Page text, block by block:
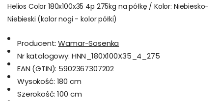
Helios Color 180x100x35 4p 275kg na półkę / Kolor: Niebiesko-
Niebieski (kolor nogi - kolor półki)
Producent: Wamar-Sosenka
Nr katalogowy: HNN_180X100X35_4_275
EAN (GTIN): 5902367307202
Wysokość: 180 cm
Szerokość: 100 cm